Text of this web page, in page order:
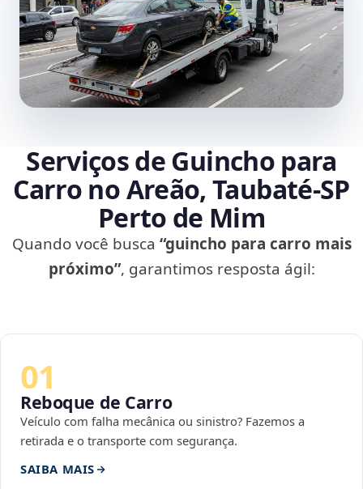
Serviços de Guincho para
Carro no Areão, Taubaté‑SP
Perto de Mim
Quando você busca “guincho para carro mais
próximo”, garantimos resposta ágil:
01
Reboque de Carro
Veículo com falha mecânica ou sinistro? Fazemos a
retirada e o transporte com segurança.
SAIBA MAIS